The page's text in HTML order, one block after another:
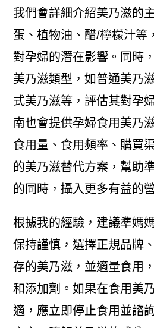
我們會詳細介紹美乃滋的
蛋、植物油、醋/檸檬汁等
對孕婦的潛在影響。同時
美乃滋類型，如普通美乃
式美乃滋等，評估其對孕
南也會提供孕婦食用美乃
食用量、食用頻率、購買
的美乃滋替代方案，幫助
的同時，攝入更多有益的
根據我的經驗，建議準媽
保持謹慎，選擇正規品牌
存的美乃滋，並適量食用
和添加劑。如果在食用美
適，應立即停止食用並諮